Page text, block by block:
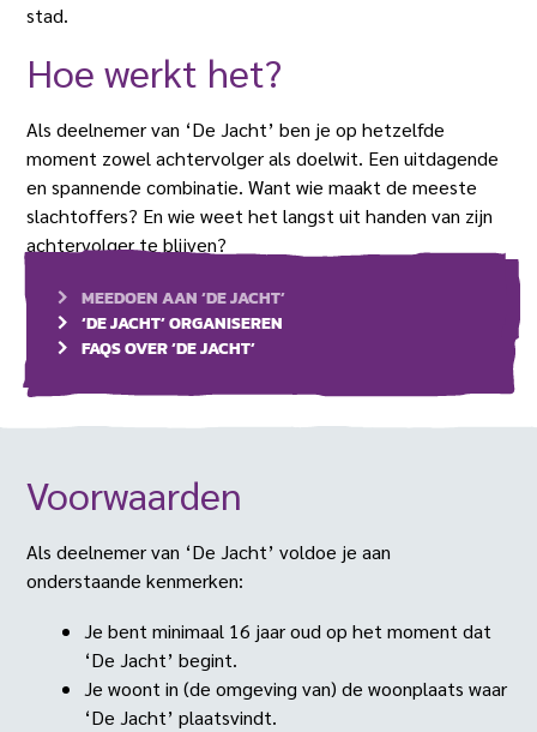
stad.
Hoe werkt het?
Als deelnemer van ‘De Jacht’ ben je op hetzelfde
moment zowel achtervolger als doelwit. Een uitdagende
en spannende combinatie. Want wie maakt de meeste
slachtoffers? En wie weet het langst uit handen van zijn
achtervolger te blijven?
MEEDOEN AAN ‘DE JACHT’
‘DE JACHT’ ORGANISEREN
FAQS OVER ‘DE JACHT’
Voorwaarden
Als deelnemer van ‘De Jacht’ voldoe je aan
onderstaande kenmerken:
Je bent minimaal 16 jaar oud op het moment dat
‘De Jacht’ begint.
Je woont in (de omgeving van) de woonplaats waar
‘De Jacht’ plaatsvindt.